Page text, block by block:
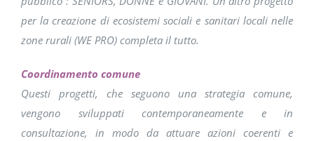
per la creazione di ecosistemi sociali e sanitari locali nelle
zone rurali (WE PRO) completa il tutto.
Coordinamento comune
Questi progetti, che seguono una strategia comune,
vengono sviluppati contemporaneamente e in
consultazione, in modo da attuare azioni coerenti e